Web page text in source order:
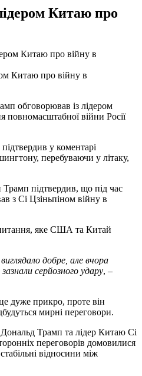
Китаю про
Китаю про війну в
обговорював із лідером
війни Росії
у коментарі
перебуваючи у літаку,
підтвердив, що під час
з Сі Цзіньпіном війну в
яке США та Китай
добре, але вчора
серйозного удару, –
дуже прикро, проте він
мирні переговори.
Трамп та лідер Китаю Сі
переговорів домовилися
відносини між